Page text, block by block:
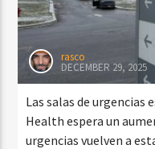
rasco
DECEMBER 29, 2025
Las salas de urgencias
Health espera un
urgencias vuelven a